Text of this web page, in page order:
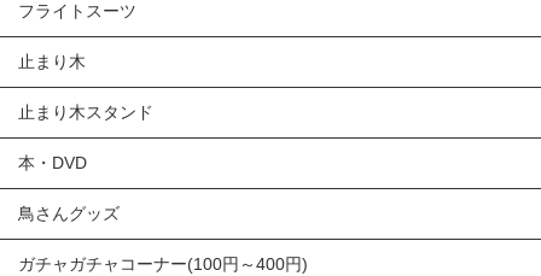
フライトスーツ
止まり木
止まり木スタンド
本・DVD
鳥さんグッズ
ガチャガチャコーナー(100円～400円)